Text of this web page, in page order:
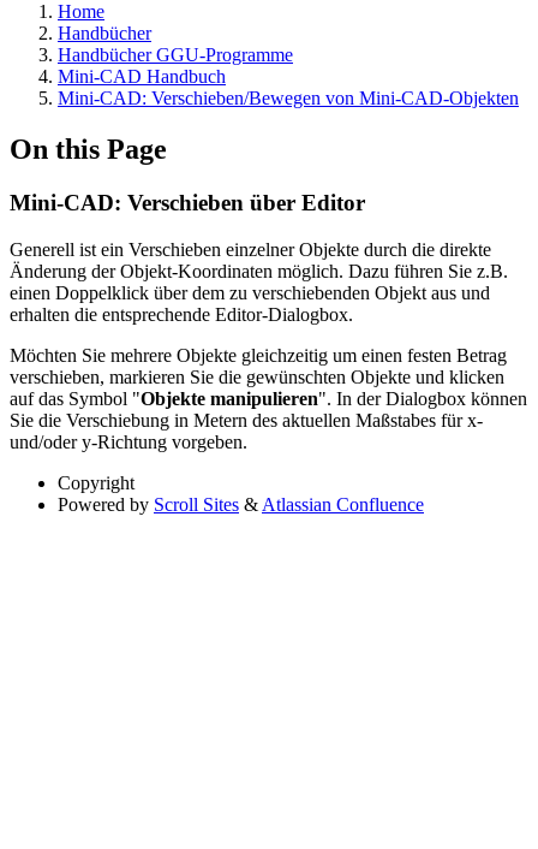
Home
Handbücher
Handbücher GGU-Programme
Mini-CAD Handbuch
Mini-CAD: Verschieben/Bewegen von Mini-CAD-Objekten
On this Page
Mini-CAD: Verschieben über Editor
Generell ist ein Verschieben einzelner Objekte durch die direkte
Änderung der Objekt-Koordinaten möglich. Dazu führen Sie z.B.
einen Doppelklick über dem zu verschiebenden Objekt aus und
erhalten die entsprechende Editor-Dialogbox.
Möchten Sie mehrere Objekte gleichzeitig um einen festen Betrag
verschieben, markieren Sie die gewünschten Objekte und klicken
auf das Symbol "Objekte manipulieren". In der Dialogbox können
Sie die Verschiebung in Metern des aktuellen Maßstabes für x-
und/oder y-Richtung vorgeben.
Copyright
Powered by Scroll Sites & Atlassian Confluence